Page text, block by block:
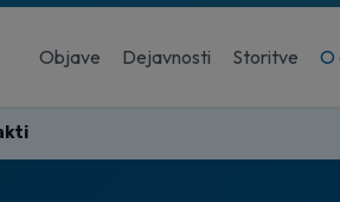
Objave Dejavnosti Storitve O